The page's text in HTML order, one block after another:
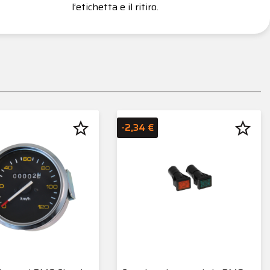
l’etichetta e il ritiro.
star_border -2,34 € star_border